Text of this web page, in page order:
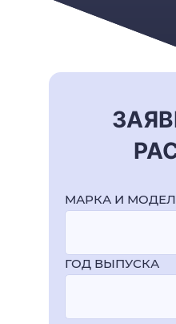
МАРКА И
ГОД ВЫПУСКА